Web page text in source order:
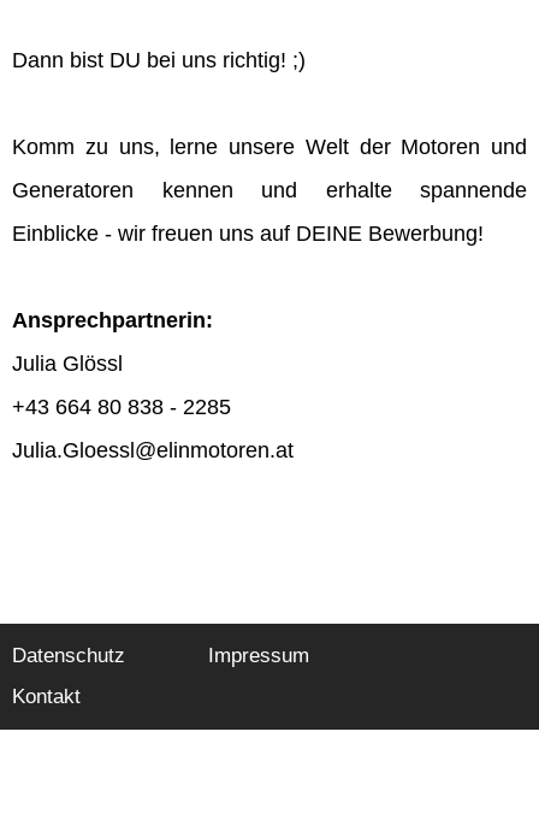
Dann bist DU bei uns richtig! ;)
Komm zu uns, lerne unsere Welt der Motoren und
Generatoren kennen und erhalte spannende
Einblicke - wir freuen uns auf DEINE Bewerbung!
Ansprechpartnerin:
Julia Glössl
+43 664 80 838 - 2285
Julia.Gloessl@elinmotoren.at
Datenschutz
Impressum
Kontakt